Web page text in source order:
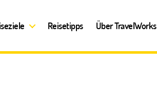
Reisetipps Über TravelWorks